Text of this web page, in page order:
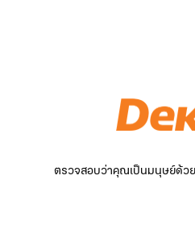
ตรวจสอบว่าคุณเป็นมนุษย์ด้วย